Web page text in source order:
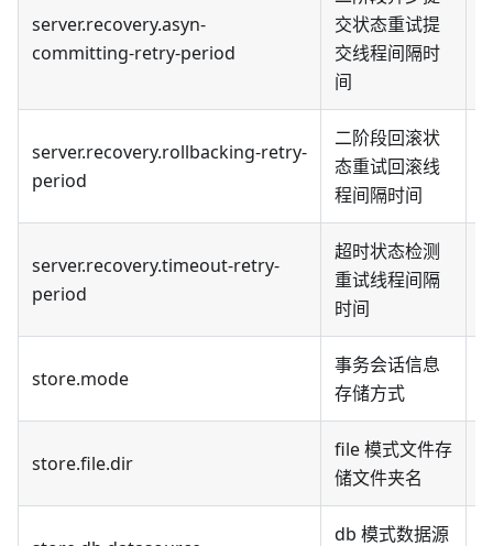
server.recovery.asyn-
committing-retry-period
交状态重试提
交线程间隔时
间
server.recovery.rollbacking-retry-
period
二阶段回滚状
态重试回滚线
程间隔时间
server.recovery.timeout-retry-
period
超时状态检测
重试线程间隔
时间
store.mode
事务会话信息
存储方式
store.file.dir
file 模式文件存
储文件夹名
db 模式数据源